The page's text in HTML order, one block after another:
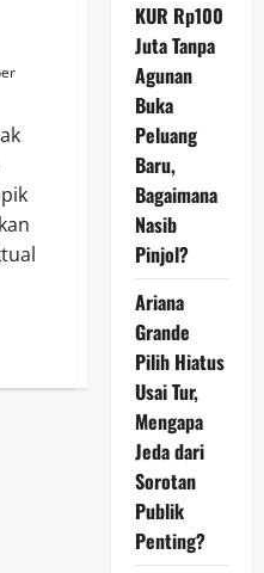
KUR Rp100
Juta Tanpa
Agunan
Buka
Peluang
Baru,
Bagaimana
Nasib
Pinjol?
Ariana
Grande
Pilih Hiatus
Usai Tur,
Mengapa
Jeda dari
Sorotan
Publik
Penting?